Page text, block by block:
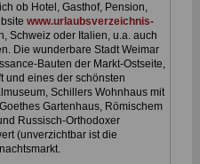
ob Hotel, Gasthof, Pension,
www.urlaubsverzeichnis-
Schweiz oder Italien, u.a. auch
Die wunderbare Stadt Weimar
Bauten der Markt-Ostseite,
und eines der schönsten
Schillers Wohnhaus mit
Gartenhaus, Römischem
Russisch-Orthodoxer
(unverzichtbar ist die